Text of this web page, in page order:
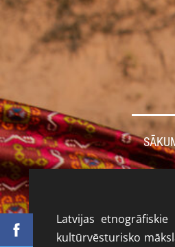
Latvijas
kultūrvēsturisko